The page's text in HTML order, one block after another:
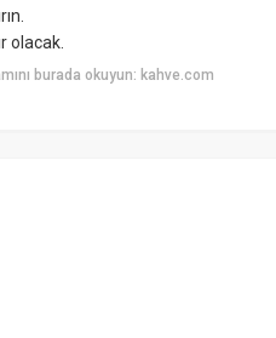
olacak.
burada okuyun: kahve.com